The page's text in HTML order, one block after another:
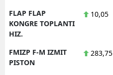
FLAP FLAP
KONGRE TOPLANTI
HIZ.
10,05
FMIZP F-M IZMIT
PISTON
283,75